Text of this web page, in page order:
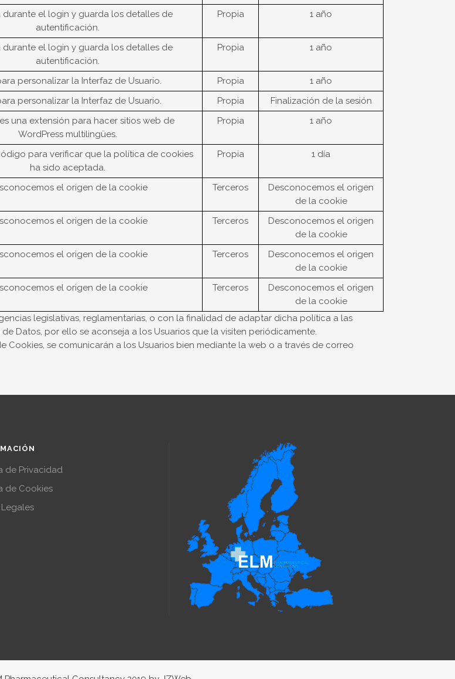
durante el login y guarda los detalles de
autentificación.
Propia 1 año
durante el login y guarda los detalles de
autentificación.
Propia 1 año
personalizar la Interfaz de Usuario. Propia
1 año
personalizar la Interfaz de Usuario. Propia
Finalización de la sesión
una extensión para hacer sitios web de
WordPress multilingües.
Propia 1 año
para verificar que la política de cookies
ha sido aceptada.
Propia 1 día
el origen de la cookie Terceros
Desconocemos el origen
de la cookie
el origen de la cookie Terceros
Desconocemos el origen
de la cookie
el origen de la cookie Terceros
Desconocemos el origen
de la cookie
el origen de la cookie Terceros
Desconocemos el origen
de la cookie
legislativas, reglamentarias, o con la finalidad de adaptar dicha política a las
Datos, por ello se aconseja a los Usuarios que la visiten periódicamente.
se comunicarán a los Usuarios bien mediante la web o a través de correo
de Privacidad
de Cookies